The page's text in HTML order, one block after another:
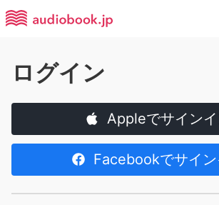
ログイン
Appleでサイン
Facebookでサイ